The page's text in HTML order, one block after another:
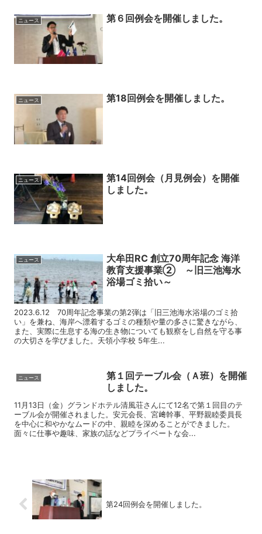
ニュース 第６回例会を開催しました。
ニュース 第18回例会を開催しました。
ニュース
第14回例会（月見例会）を開催
しました。
ニュース
大牟田RC 創立70周年記念 海洋
教育支援事業② ～旧三池海水
浴場ゴミ拾い～
2023.6.12 70周年記念事業の第2弾は「旧三池海水浴場のゴミ拾
い」を兼ね、海岸へ漂着するゴミの種類や量の多さに驚きながら、
また、実際に生息する海の生き物についても観察をし自然を守る事
の大切さを学びました。天領小学校 5年生...
ニュース
第１回テーブル会（Ａ班）を開催
しました。
11月13日（金）グランドホテル清風荘さんにて12名で第１回目のテ
ーブル会が開催されました。安元会長、宮﨑幹事、平野親睦委員長
を中心に和やかなムードの中、親睦を深めることができました。
面々に仕事や趣味、家族の話などプライベートな会...
第24回例会を開催しました。